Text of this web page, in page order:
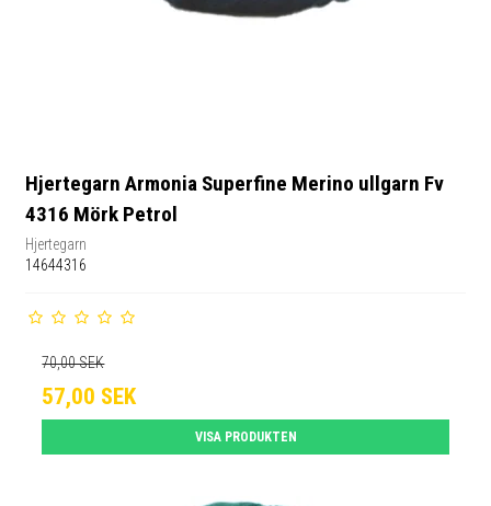
Hjertegarn Armonia Superfine Merino ullgarn Fv
4316 Mörk Petrol
Hjertegarn
14644316
70,00 SEK
57,00 SEK
VISA PRODUKTEN